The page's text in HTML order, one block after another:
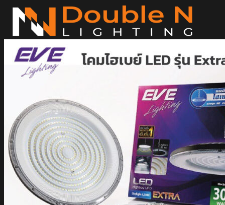
ข้าม
เนื้อหา
ค้นหา:
Home
Magnetic Light
Track light
Downlight
DOWNLIGHT E27
DOWNLIGHT AR111
Downlight LED COB
DOWNLIGHT GU10 MR16 MR11
หลอดไฟ LED